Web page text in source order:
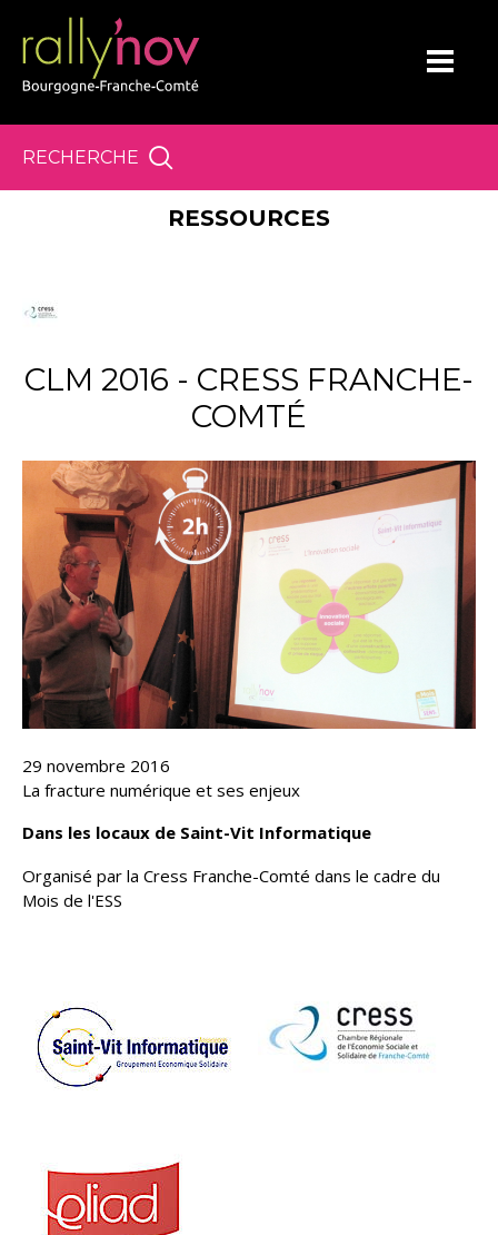
RECHERCHE
RESSOURCES
CLM 2016 - CRESS FRANCHE-
COMTÉ
29 novembre 2016
La fracture numérique et ses enjeux
Dans les locaux de Saint-Vit Informatique
Organisé par la Cress Franche-Comté dans le cadre du
Mois de l'ESS